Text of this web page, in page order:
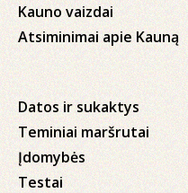
Kauno vaizdai
Atsiminimai apie Kauną
Datos ir sukaktys
Teminiai maršrutai
Įdomybės
Testai